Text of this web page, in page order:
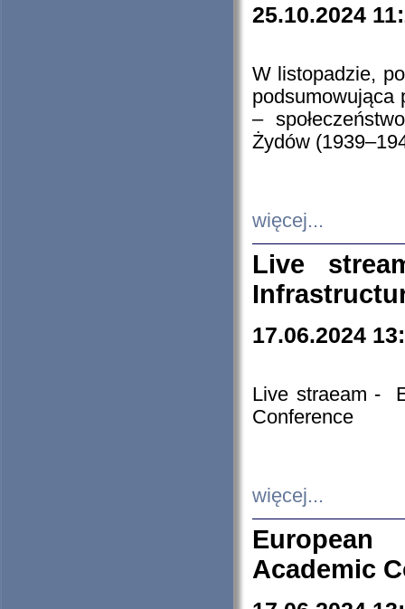
25.10.2024
W listopadzie,
podsumowująca
–
Żydów
więcej...
Live
17.06.2024
Live straeam -
Conference
więcej...
European
Academic